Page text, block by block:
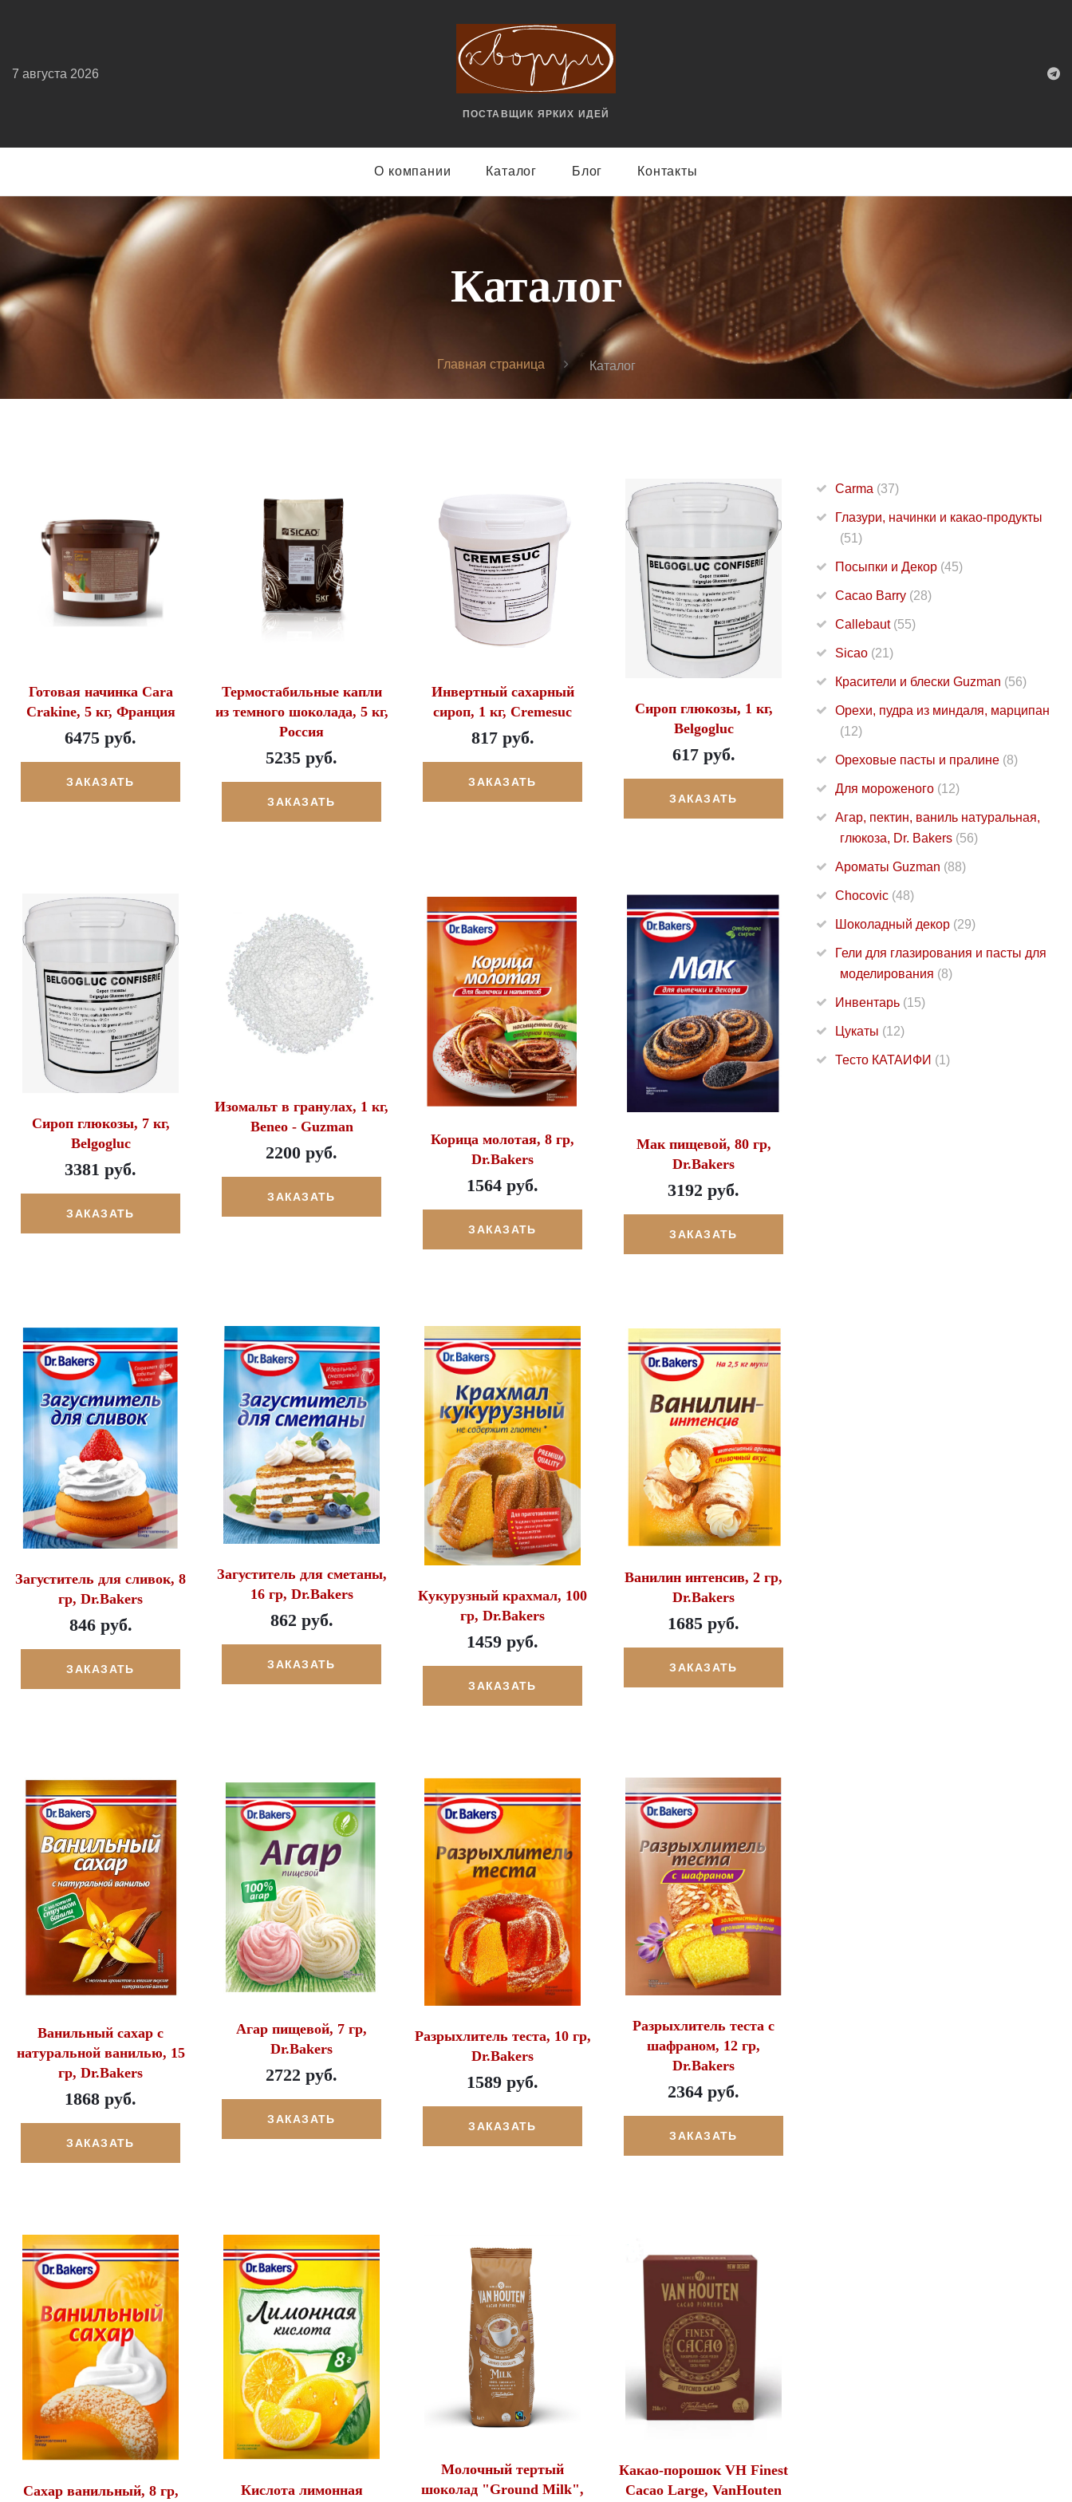
ПОСТАВЩИК ЯРКИX ИДЕЙ
7 августа 2026
О компании Каталог Блог Контакты
Каталог
Главная страница Каталог
Готовая начинка Cara
Crakine, 5 кг, Франция
6475 руб.
ЗАКАЗАТЬ
Термостабильные капли
из темного шоколада, 5 кг,
Россия
5235 руб.
ЗАКАЗАТЬ
Инвертный сахарный
сироп, 1 кг, Cremesuc
817 руб.
ЗАКАЗАТЬ
Сироп глюкозы, 1 кг,
Belgogluc
617 руб.
ЗАКАЗАТЬ
Сироп глюкозы, 7 кг,
Belgogluc
3381 руб.
ЗАКАЗАТЬ
Изомальт в гранулах, 1 кг,
Beneo - Guzman
2200 руб.
ЗАКАЗАТЬ
Корица молотая, 8 гр,
Dr.Bakers
1564 руб.
ЗАКАЗАТЬ
Мак пищевой, 80 гр,
Dr.Bakers
3192 руб.
ЗАКАЗАТЬ
Загуститель для сливок, 8
гр, Dr.Bakers
846 руб.
ЗАКАЗАТЬ
Загуститель для сметаны,
16 гр, Dr.Bakers
862 руб.
ЗАКАЗАТЬ
Кукурузный крахмал, 100
гр, Dr.Bakers
1459 руб.
ЗАКАЗАТЬ
Ванилин интенсив, 2 гр,
Dr.Bakers
1685 руб.
ЗАКАЗАТЬ
Ванильный сахар с
натуральной ванилью, 15
гр, Dr.Bakers
1868 руб.
ЗАКАЗАТЬ
Агар пищевой, 7 гр,
Dr.Bakers
2722 руб.
ЗАКАЗАТЬ
Разрыхлитель теста, 10 гр,
Dr.Bakers
1589 руб.
ЗАКАЗАТЬ
Разрыхлитель теста с
шафраном, 12 гр,
Dr.Bakers
2364 руб.
ЗАКАЗАТЬ
Сахар ванильный, 8 гр,
Кислота лимонная
Молочный тертый
шоколад "Ground Milk",
Какао-порошок VH Finest
Cacao Large, VanHouten
Carma (37)
Глазури, начинки и какао-продукты
(51)
Посыпки и Декор (45)
Cacao Barry (28)
Callebaut (55)
Sicao (21)
Красители и блески Guzman (56)
Орехи, пудра из миндаля, марципан
(12)
Ореховые пасты и пралине (8)
Для мороженого (12)
Агар, пектин, ваниль натуральная,
глюкоза, Dr. Bakers (56)
Ароматы Guzman (88)
Chocovic (48)
Шоколадный декор (29)
Гели для глазирования и пасты для
моделирования (8)
Инвентарь (15)
Цукаты (12)
Тесто КАТАИФИ (1)